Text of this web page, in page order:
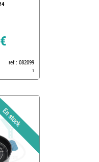
ref : 082099
1